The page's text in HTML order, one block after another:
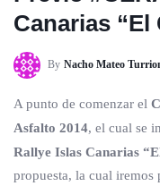
Canarias “El
By Nacho Mateo
A punto de comenzar el
Asfalto 2014, el cual se
Rallye Islas Canarias
propuesta, la cual